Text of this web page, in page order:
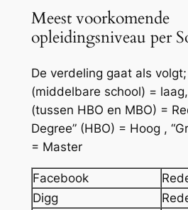
Meest voorkomende
opleidingsniveau per
De verdeling gaat als volgt;
(middelbare school) = laag,
(tussen HBO en MBO) =
Degree” (HBO) = Hoog ,
= Master
Facebook
Digg